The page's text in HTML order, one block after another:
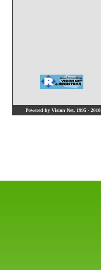
Powered by Vision Net, 1995 - 2010